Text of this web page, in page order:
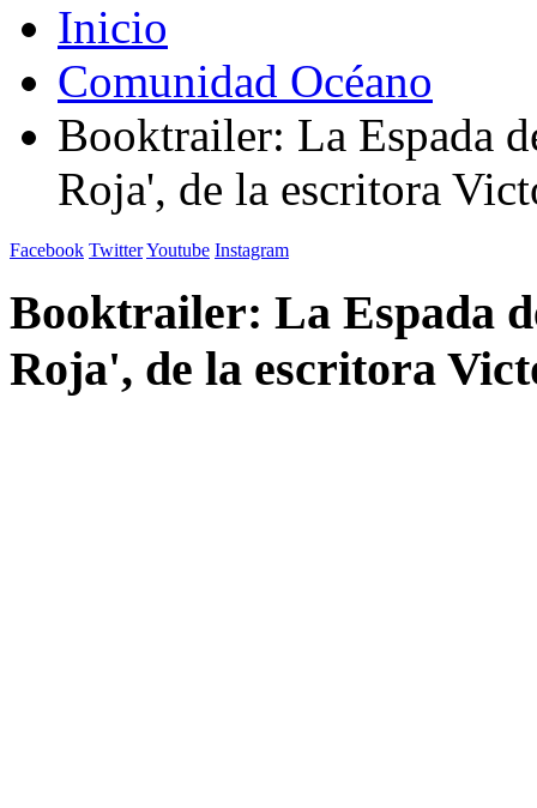
Inicio
Comunidad Océano
Booktrailer: La Espada
Roja', de la escritora
Facebook TwitterYoutube Instagram
Booktrailer: La Espada
Roja', de la escritora